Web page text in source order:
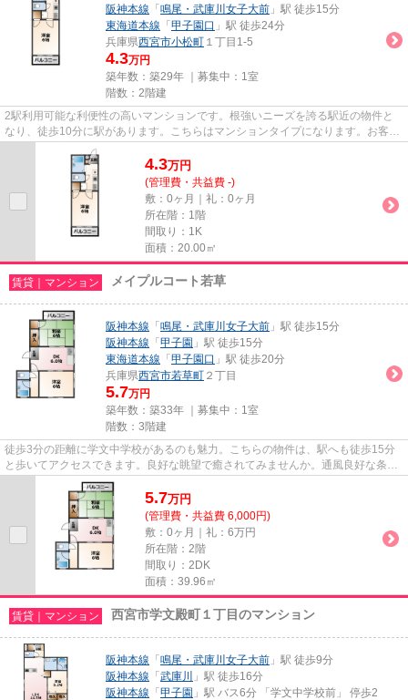
阪神本線 「 鳴尾・武庫川女子大前 」駅 徒歩15分
東海道本線 「 甲子園口 」駅 徒歩24分
兵庫県西宮市小松町 １丁目1-5
4.3万円
築年数：築29年 ｜募集中： 1室
階数：2階建
2駅利用可能な利便性の高いマンションです。根強いニーズを誇る駅近の物件と
なり、徒歩10分に駅があります。こちらはマンションタイプになります。お客様
のご希望に適した物件のご紹介...
4.3万円
(管理費・共益費 -)
敷：0ヶ月｜礼：0ヶ月
所在階：1階
間取り：1K
面積：20.00㎡
賃貸｜マンション メイプルコート若草
阪神本線 「 鳴尾・武庫川女子大前 」駅 徒歩15分
阪神本線 「 甲子園 」駅 徒歩15分
東海道本線 「 甲子園口 」駅 徒歩20分
兵庫県西宮市若草町 ２丁目
5.7万円
築年数：築33年 ｜募集中： 1室
階数：3階建
徒歩3分の距離に学文中学校があるのも魅力。こちらの物件は、駅へも徒歩15分
と歩いてアクセスできます。良好な眺望で癒されてみませんか。通風良好な条件
は健康面でも大切です。そんな...
5.7万円
(管理費・共益費 6,000円)
敷：0ヶ月｜礼：6万円
所在階：2階
間取り：2DK
面積：39.96㎡
賃貸｜マンション 西宮市学文殿町１丁目のマンション
阪神本線 「 鳴尾・武庫川女子大前 」駅 徒歩9分
阪神本線 「 武庫川
」駅 徒歩16分
阪神本線 「 甲子園 」駅 バス6分 「学文中学校前」 停歩2